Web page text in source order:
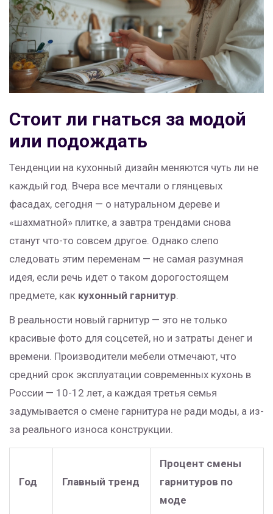
Стоит ли гнаться за модой
или подождать
Тенденции на кухонный дизайн меняются чуть ли не
каждый год. Вчера все мечтали о глянцевых
фасадах, сегодня — о натуральном дереве и
«шахматной» плитке, а завтра трендами снова
станут что-то совсем другое. Однако слепо
следовать этим переменам — не самая разумная
идея, если речь идет о таком дорогостоящем
предмете, как кухонный гарнитур.
В реальности новый гарнитур — это не только
красивые фото для соцсетей, но и затраты денег и
времени. Производители мебели отмечают, что
средний срок эксплуатации современных кухонь в
России — 10-12 лет, а каждая третья семья
задумывается о смене гарнитура не ради моды, а из-
за реального износа конструкции.
Год Главный тренд
Процент смены
гарнитуров по
моде